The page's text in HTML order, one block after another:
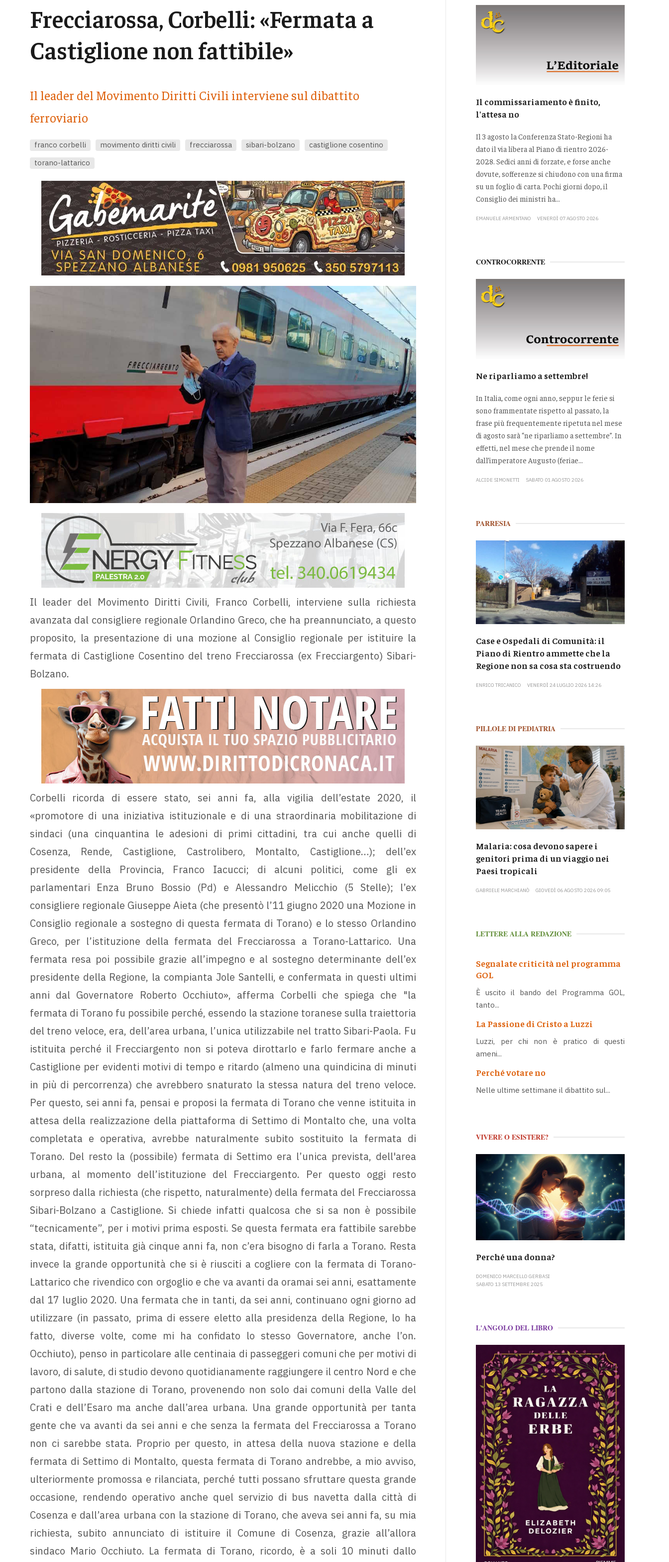
Frecciarossa, Corbelli: «Fermata a
Castiglione non fattibile»
Il leader del Movimento Diritti Civili interviene sul dibattito
ferroviario
franco corbelli movimento diritti civili frecciarossa sibari-bolzano
castiglione cosentino
torano-lattarico
Il leader del Movimento Diritti Civili, Franco Corbelli, interviene sulla richiesta
avanzata dal consigliere regionale Orlandino Greco, che ha preannunciato, a questo
proposito, la presentazione di una mozione al Consiglio regionale per istituire la
fermata di Castiglione Cosentino del treno Frecciarossa (ex Frecciargento) Sibari-
Bolzano.
Corbelli ricorda di essere stato, sei anni fa, alla vigilia dell’estate 2020, il
«promotore di una iniziativa istituzionale e di una straordinaria mobilitazione di
sindaci (una cinquantina le adesioni di primi cittadini, tra cui anche quelli di
Cosenza, Rende, Castiglione, Castrolibero, Montalto, Castiglione…); dell’ex
presidente della Provincia, Franco Iacucci; di alcuni politici, come gli ex
parlamentari Enza Bruno Bossio (Pd) e Alessandro Melicchio (5 Stelle); l’ex
consigliere regionale Giuseppe Aieta (che presentò l’11 giugno 2020 una Mozione in
Consiglio regionale a sostegno di questa fermata di Torano) e lo stesso Orlandino
Greco, per l’istituzione della fermata del Frecciarossa a Torano-Lattarico. Una
fermata resa poi possibile grazie all’impegno e al sostegno determinante dell’ex
presidente della Regione, la compianta Jole Santelli, e confermata in questi ultimi
anni dal Governatore Roberto Occhiuto», afferma Corbelli che spiega che "la
fermata di Torano fu possibile perché, essendo la stazione toranese sulla traiettoria
del treno veloce, era, dell’area urbana, l’unica utilizzabile nel tratto Sibari-Paola. Fu
istituita perché il Frecciargento non si poteva dirottarlo e farlo fermare anche a
Castiglione per evidenti motivi di tempo e ritardo (almeno una quindicina di minuti
in più di percorrenza) che avrebbero snaturato la stessa natura del treno veloce.
Per questo, sei anni fa, pensai e proposi la fermata di Torano che venne istituita in
attesa della realizzazione della piattaforma di Settimo di Montalto che, una volta
completata e operativa, avrebbe naturalmente subito sostituito la fermata di
Torano. Del resto la (possibile) fermata di Settimo era l’unica prevista, dell'area
urbana, al momento dell’istituzione del Frecciargento. Per questo oggi resto
sorpreso dalla richiesta (che rispetto, naturalmente) della fermata del Frecciarossa
Sibari-Bolzano a Castiglione. Si chiede infatti qualcosa che si sa non è possibile
“tecnicamente”, per i motivi prima esposti. Se questa fermata era fattibile sarebbe
stata, difatti, istituita già cinque anni fa, non c’era bisogno di farla a Torano. Resta
invece la grande opportunità che si è riusciti a cogliere con la fermata di Torano-
Lattarico che rivendico con orgoglio e che va avanti da oramai sei anni, esattamente
dal 17 luglio 2020. Una fermata che in tanti, da sei anni, continuano ogni giorno ad
utilizzare (in passato, prima di essere eletto alla presidenza della Regione, lo ha
fatto, diverse volte, come mi ha confidato lo stesso Governatore, anche l’on.
Occhiuto), penso in particolare alle centinaia di passeggeri comuni che per motivi di
lavoro, di salute, di studio devono quotidianamente raggiungere il centro Nord e che
partono dalla stazione di Torano, provenendo non solo dai comuni della Valle del
Crati e dell’Esaro ma anche dall’area urbana. Una grande opportunità per tanta
gente che va avanti da sei anni e che senza la fermata del Frecciarossa a Torano
non ci sarebbe stata. Proprio per questo, in attesa della nuova stazione e della
fermata di Settimo di Montalto, questa fermata di Torano andrebbe, a mio avviso,
ulteriormente promossa e rilanciata, perché tutti possano sfruttare questa grande
occasione, rendendo operativo anche quel servizio di bus navetta dalla città di
Cosenza e dall’area urbana con la stazione di Torano, che aveva sei anni fa, su mia
richiesta, subito annunciato di istituire il Comune di Cosenza, grazie all’allora
sindaco Mario Occhiuto. La fermata di Torano, ricordo, è a soli 10 minuti dallo
Il commissariamento è finito,
l'attesa no
Il 3 agosto la Conferenza Stato-Regioni ha
dato il via libera al Piano di rientro 2026-
2028. Sedici anni di forzate, e forse anche
dovute, sofferenze si chiudono con una firma
su un foglio di carta. Pochi giorni dopo, il
Consiglio dei ministri ha...
EMANUELE ARMENTANO VENERDÌ 07 AGOSTO 2026
CONTROCORRENTE
Ne riparliamo a settembre!
In Italia, come ogni anno, seppur le ferie si
sono frammentate rispetto al passato, la
frase più frequentemente ripetuta nel mese
di agosto sarà “ne riparliamo a settembre”. In
effetti, nel mese che prende il nome
dall’imperatore Augusto (feriae...
ALCIDE SIMONETTI SABATO 01 AGOSTO 2026
PARRESIA
Case e Ospedali di Comunità: il
Piano di Rientro ammette che la
Regione non sa cosa sta costruendo
ENRICO TRICANICO VENERDÌ 24 LUGLIO 2026 14:26
PILLOLE DI PEDIATRIA
Malaria: cosa devono sapere i
genitori prima di un viaggio nei
Paesi tropicali
GABRIELE MARCHIANÒ GIOVEDÌ 06 AGOSTO 2026 09:05
LETTERE ALLA REDAZIONE
Segnalate criticità nel programma
GOL
È uscito il bando del Programma GOL,
tanto...
La Passione di Cristo a Luzzi
Luzzi, per chi non è pratico di questi
ameni...
Perché votare no
Nelle ultime settimane il dibattito sul...
VIVERE O ESISTERE?
Perché una donna?
DOMENICO MARCELLO GERBASI
SABATO 13 SETTEMBRE 2025
L'ANGOLO DEL LIBRO